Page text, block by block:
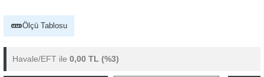
Ölçü Tablosu
Havale/EFT ile 0,00 TL (%3)